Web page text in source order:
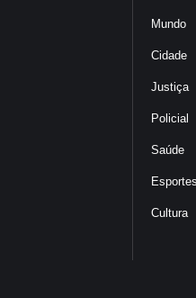
Mundo
Cidade
Justiça
Policial
Saúde
Esportes
Cultura